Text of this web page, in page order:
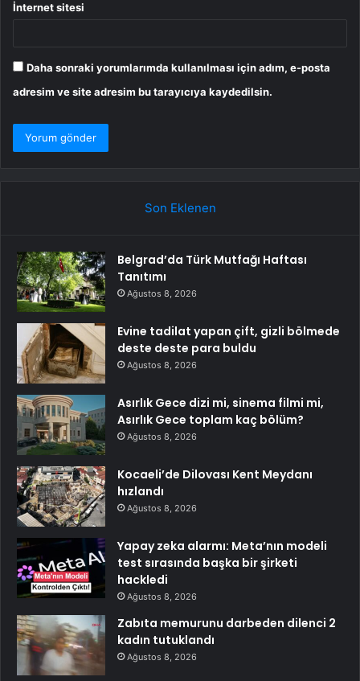
İnternet sitesi
Daha sonraki yorumlarımda kullanılması için adım, e-posta
adresim ve site adresim bu tarayıcıya kaydedilsin.
Son Eklenen
Belgrad’da Türk Mutfağı Haftası
Tanıtımı
Ağustos 8, 2026
Evine tadilat yapan çift, gizli bölmede
deste deste para buldu
Ağustos 8, 2026
Asırlık Gece dizi mi, sinema filmi mi,
Asırlık Gece toplam kaç bölüm?
Ağustos 8, 2026
Kocaeli’de Dilovası Kent Meydanı
hızlandı
Ağustos 8, 2026
Yapay zeka alarmı: Meta’nın modeli
test sırasında başka bir şirketi
hackledi
Ağustos 8, 2026
Zabıta memurunu darbeden dilenci 2
kadın tutuklandı
Ağustos 8, 2026